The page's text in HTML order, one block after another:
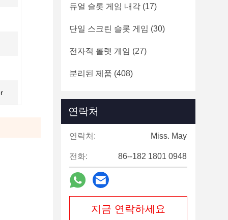
듀얼 슬롯 게임 내각 (17)
단일 스크린 슬롯 게임 (30)
전자적 롤렛 게임 (27)
분리된 제품 (408)
연락처
연락처: Miss. May
전화: 86--182 1801 0948
지금 연락하세요